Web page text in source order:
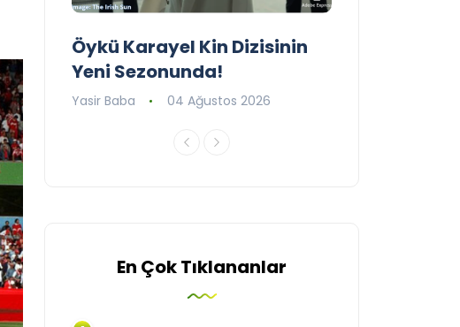
Öykü Karayel Kin Dizisinin
Yeni Sezonunda!
Yasir Baba 04 Ağustos 2026
En Çok Tıklananlar